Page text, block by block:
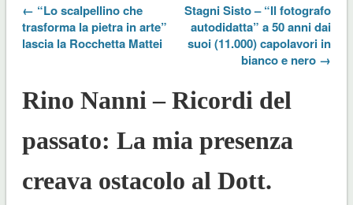
← “Lo scalpellino che
trasforma la pietra in arte”
lascia la Rocchetta Mattei
Stagni Sisto – “Il fotografo
autodidatta” a 50 anni dai
suoi (11.000) capolavori in
bianco e nero →
Rino Nanni – Ricordi del
passato: La mia presenza
creava ostacolo al Dott.